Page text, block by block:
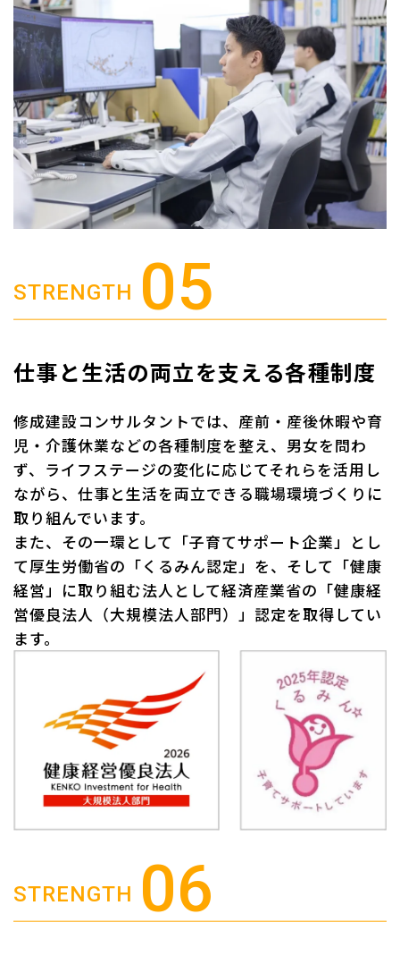
STRENGTH
仕事と生活の両立を支える各種制度
修成建設コンサルタントでは、産前・産後休暇や育
児・介護休業などの各種制度を整え、男女を問わ
ず、ライフステージの変化に応じてそれらを活用し
ながら、仕事と生活を両立できる職場環境づくりに
取り組んでいます。
また、その一環として「子育てサポート企業」とし
て厚生労働省の「くるみん認定」を、そして「健康
経営」に取り組む法人として経済産業省の「健康経
営優良法人（大規模法人部門）」認定を取得してい
ます。
STRENGTH